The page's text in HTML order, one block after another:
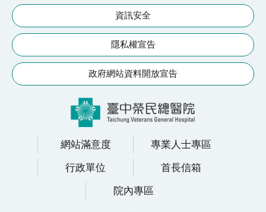
資訊安全
隱私權宣告
政府網站資料開放宣告
網站滿意度
專業人士專區
行政單位
首長信箱
院內專區